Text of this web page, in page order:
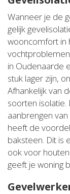
Wanneer je de
gelijk
wooncomfort in
in Oudenaarde
stuk lager zijn,
Afhankelijk van
soorten
aanbrengen
heeft de
baksteen. Dit is
ook voor
geeft je woning